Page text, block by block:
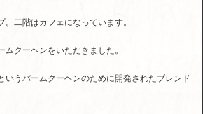
二階はカフェになっています。
クーヘンをいただきました。
いうバームクーヘンのために開発されたブレンド